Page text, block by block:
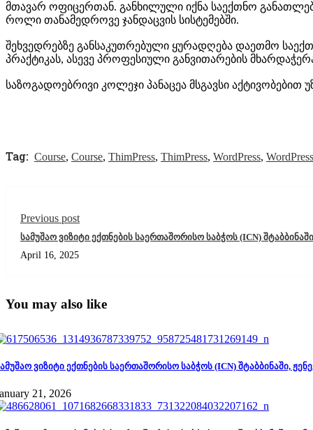
მთავარ ოფიცერთან. განხილული იქნა საექთნო
როლი თანამედროვე ჯანდაცვის სისტემებში.
შეხვედრებზე განსაკუთრებული ყურადღება დაეთმო
პრაქტიკას, ასევე პროფესიული განვითარების
საზოგადოებრივი კოლეჯი პანაცეა მსგავსი
Tag: Course, Course, ThimPress, ThimPress, WordPress, WordPress
Previous post
სამუშაო ვიზიტი ექთნების საერთაშორისო საბჭოს (ICN)
April 16, 2025
You may also like
ვიზიტი ექთნების საერთაშორისო საბჭოს (ICN) შტაბბინაში,
21, 2026